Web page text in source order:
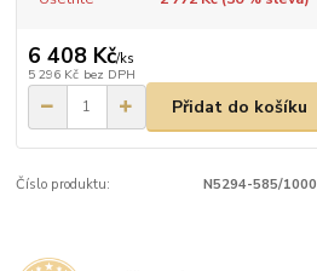
6 408 Kč/ks
5 296 Kč bez DPH
Přidat do košíku
Číslo produktu: N5294-585/1000